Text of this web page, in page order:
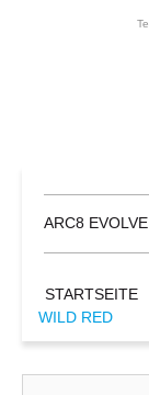
ARC8
STARTSEITE
WILD RED